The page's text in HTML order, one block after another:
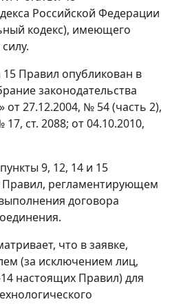
Российской Федерации
кодекс), имеющего
15 Правил опубликован в
законодательства
27.12.2004, № 54 (часть 2),
ст. 2088; от 04.10.2010,
9, 12, 14 и 15
Правил, регламентирующем
договора
что в заявке,
(за исключением лиц,
настоящих Правил) для